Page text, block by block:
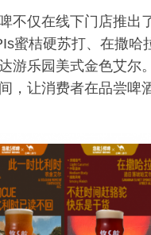
不仅在线下门店推
蜜桔硬苏打、在撒
游乐园美式金色艾尔
，让消费者在品尝